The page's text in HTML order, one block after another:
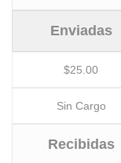
Enviadas
$25.00
Sin Cargo
Recibidas